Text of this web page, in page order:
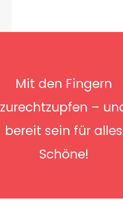
Mit den Fingern
zurechtzupfen –
bereit sein für alles
Schöne!